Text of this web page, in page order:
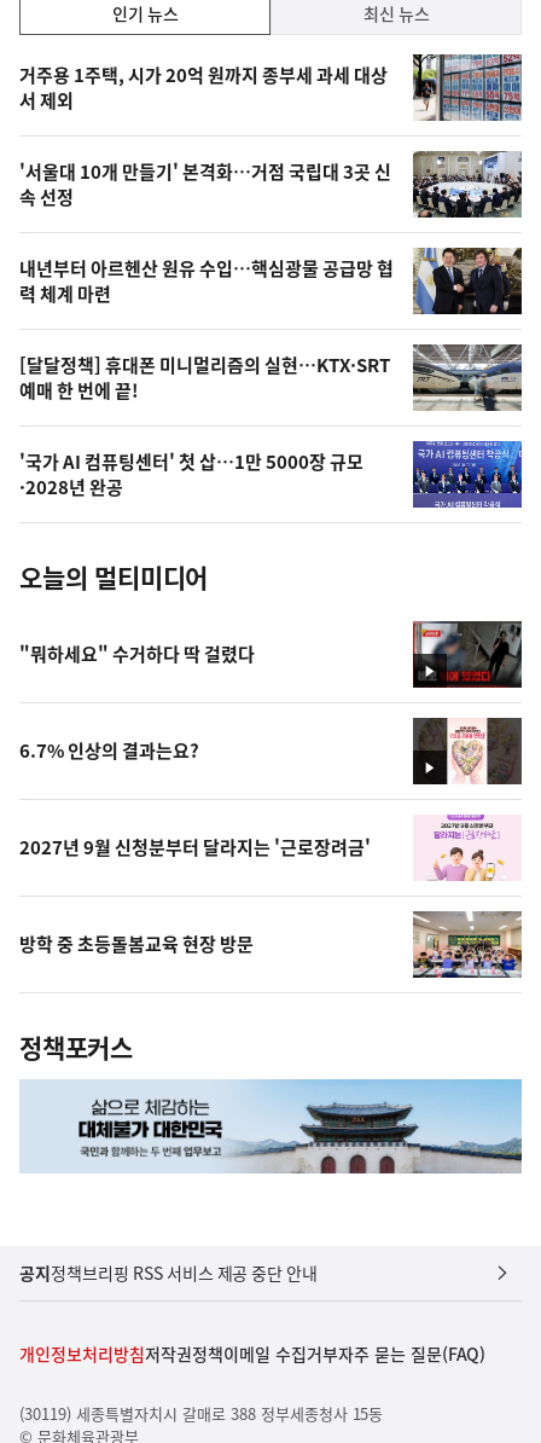
기,
최
신,
오
늘
의
영
상
오
늘
의
사
진
인기 뉴스 최신 뉴스
기
뉴
스
거주용 1주택, 시가 20억 원까지 종부세 과세 대상
서 제외
'서울대 10개 만들기' 본격화…거점 국립대 3곳 신
속 선정
내년부터 아르헨산 원유 수입…핵심광물 공급망 협
력 체계 마련
[달달정책] 휴대폰 미니멀리즘의 실현…KTX·SRT
예매 한 번에 끝!
'국가 AI 컴퓨팅센터' 첫 삽…1만 5000장 규모
·2028년 완공
오늘의 멀티미디어
영
상
"뭐하세요" 수거하다 딱 걸렸다
영
상
6.7% 인상의 결과는요?
2027년 9월 신청분부터 달라지는 '근로장려금'
방학 중 초등돌봄교육 현장 방문
정책포커스
공지정책브리핑 RSS 서비스 제공 중단 안내
개인정보처리방침저작권정책이메일 수집거부자주 묻는 질문(FAQ)
(30119) 세종특별자치시 갈매로 388 정부세종청사 15동
© 문화체육관광부